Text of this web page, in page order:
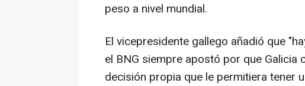
peso a nivel mundial.
El vicepresidente gallego añadió que
el BNG siempre apostó por que Galicia
decisión propia que le permitiera tener